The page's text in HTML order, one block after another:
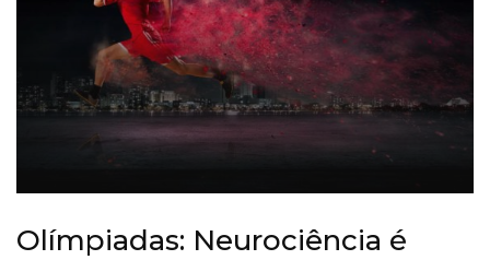
Olímpiadas: Neurociência é